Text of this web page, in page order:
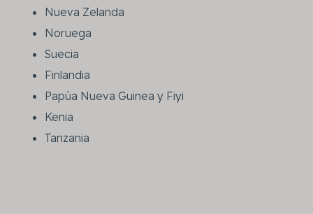
Nueva Zelanda
Noruega
Suecia
Finlandia
Papúa Nueva Guinea y Fiyi
Kenia
Tanzania